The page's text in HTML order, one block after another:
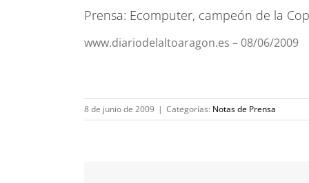
Prensa: Ecomputer, campeón de la
www.diariodelaltoaragon.es – 08/06/2009
8 de junio de 2009 | Categorías: Notas de Prensa